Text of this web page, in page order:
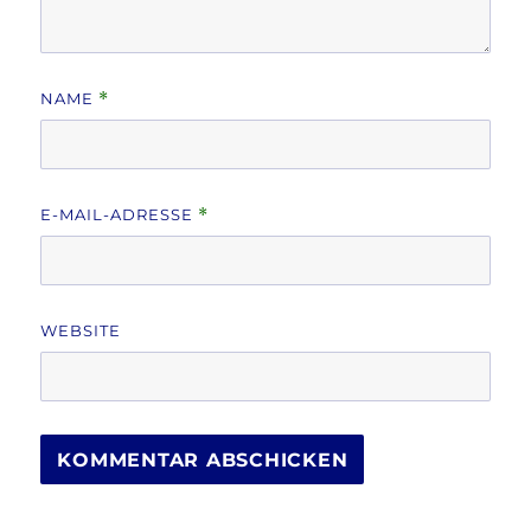
NAME *
E-MAIL-ADRESSE *
WEBSITE